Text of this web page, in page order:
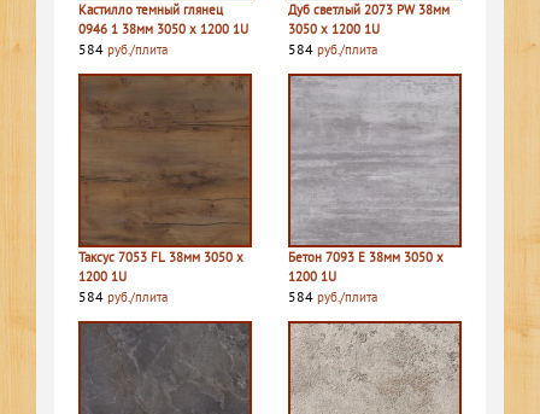
Кастилло темный глянец
0946 1 38мм 3050 х 1200 1U
584 руб./плита
Дуб светлый 2073 PW 38мм
3050 х 1200 1U
584 руб./плита
Таксус 7053 FL 38мм 3050 х
1200 1U
584 руб./плита
Бетон 7093 E 38мм 3050 х
1200 1U
584 руб./плита